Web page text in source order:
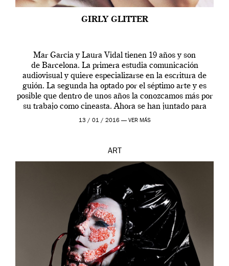
GIRLY GLITTER
Mar Garcia y Laura Vidal tienen 19 años y son
de Barcelona. La primera estudia comunicación
audiovisual y quiere especializarse en la escritura de
guión. La segunda ha optado por el séptimo arte y es
posible que dentro de unos años la conozcamos más por
su trabajo como cineasta. Ahora se han juntado para
contarnos una […]
13 / 01 / 2016 — VER MÁS
ART